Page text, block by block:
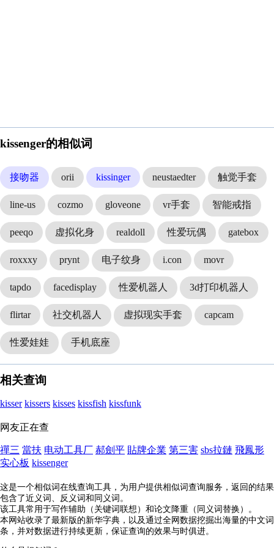
kissenger的相似词
接吻器 orii kissinger neustaedter 触觉手套
line-us cozmo gloveone vr手套 智能戒指
peeqo 虚拟化身 realdoll 性爱玩偶 gatebox
roxxxy prynt 电子纹身 i.con movr
tapdo facedisplay 性爱机器人 3d打印机器人
flirtar 社交机器人 虚拟现实手套 capcam
性爱娃娃 手机底座
相关查询
kisser kissers kisses kissfish kissfunk
网友正在查
禪三 當扶 电动工具厂 郝劍平 貼牌企業 第三害 sbs拉鏈 飛鳳形
实心板 kissenger
这是一个相似词在线查询工具，为用户提供相似词查询服务，返回的结果
包含了近义词、反义词和同义词。
该工具常用于写作辅助（关键词联想）和论文降重（同义词替换）。
本网站收录了最新版的新华字典，以及通过全网数据挖掘出海量的中文词
条，并对数据进行持续更新，保证查询的效果与时俱进。